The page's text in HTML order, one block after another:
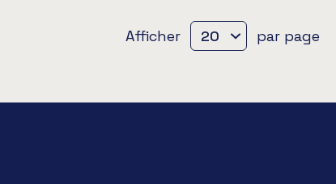
Afficher par page